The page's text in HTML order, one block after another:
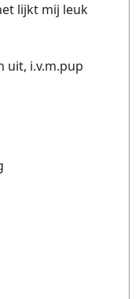
lijkt mij leuk
uit, i.v.m.pup